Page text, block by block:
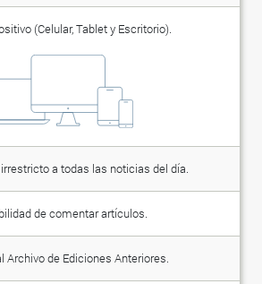
(Celular, Tablet y Escritorio).
a todas las noticias del día.
de comentar artículos.
Archivo de Ediciones Anteriores.